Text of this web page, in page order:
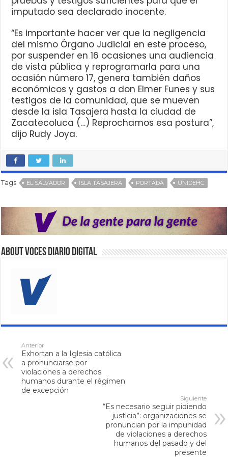
imputado sea declarado inocente.
“Es importante hacer ver que la negligencia
del mismo Órgano Judicial en este proceso,
por suspender en 16 ocasiones una audiencia
de vista pública y reprogramarla para una
ocasión número 17, genera también daños
económicos y gastos a don Elmer Funes y sus
testigos de la comunidad, que se mueven
desde la isla Tasajera hasta la ciudad de
Zacatecoluca (…) Reprochamos esa postura”,
dijo Rudy Joya.
Tags EL SALVADOR ISLA TASAJERA PORTADA UNIDEHC
About VOCES Diario digital
Anterior
Exhortan a la Iglesia católica
a pronunciarse por
violaciones a derechos
humanos durante el régimen
de excepción
Siguiente
“Es necesario seguir pidiendo
justicia”: organizaciones se
pronuncian por la impunidad
de violaciones a derechos
humanos del pasado y del
presente